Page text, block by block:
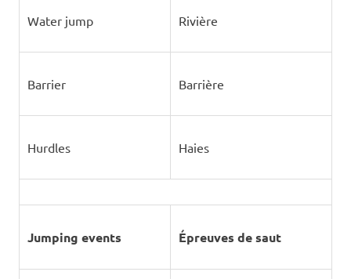
Water jump Rivière
Barrier Barrière
Hurdles Haies
Jumping events Épreuves de saut